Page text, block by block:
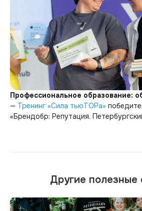
Профессиональное образование:
— Тренинг «Сила тьюТОРа»
«Брендобр: Репутация.
Другие полезные